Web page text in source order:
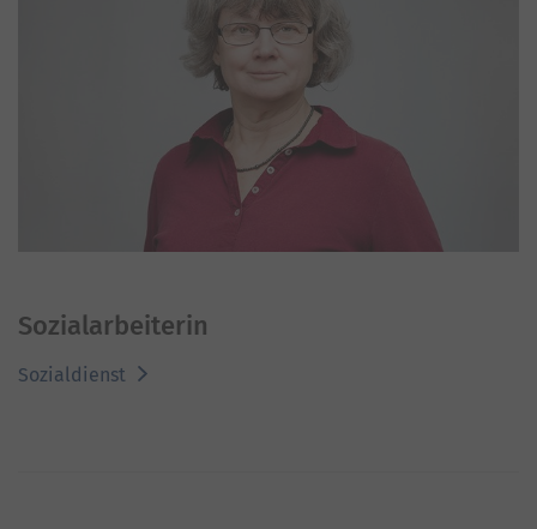
Sozialarbeiterin
Sozialdienst